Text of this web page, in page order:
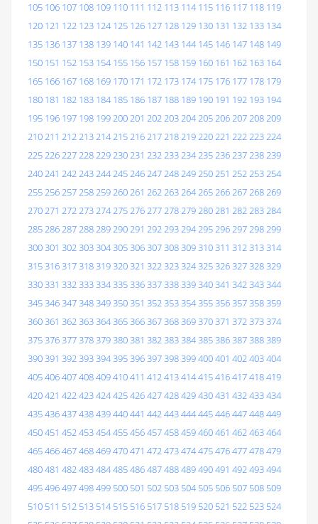
105 106 107 108 109 110 111 112 113 114 115 116 117 118 119
120 121 122 123 124 125 126 127 128 129 130 131 132 133 134
135 136 137 138 139 140 141 142 143 144 145 146 147 148 149
150 151 152 153 154 155 156 157 158 159 160 161 162 163 164
165 166 167 168 169 170 171 172 173 174 175 176 177 178 179
180 181 182 183 184 185 186 187 188 189 190 191 192 193 194
195 196 197 198 199200201 202203204205206207208209
210211 212213214215216217218219220221 222223224
225226227228229230231 232233234235236237238239
240241 242243244245246247248249250251 252253254
255256257258259260261 262263264265266267268269
270271 272273274275276277278279280281 282283284
285286287288289290291 292293294295296297298299
300301 302303304305306307308309310311 312313314
315316317318319320321 322323324325326327328329
330331 332333334335336337338339340341 342343344
345346347348349350351 352353354355356357358359
360361 362363364365366367368369370371 372373374
375376377378379380381 382383384385386387388389
390391 392393394395396397398399400401 402403404
405406407408409410411 412413414415416417418419
420421 422423424425426427428429430431 432433434
435436437438439440441 442443444445446447448449
450451 452453454455456457458459460461 462463464
465466467468469470471 472473474475476477478479
480481 482483484485486487488489490491 492493494
495496497498499 500 501 502 503 504 505 506 507 508 509
510 511 512 513 514 515 516 517 518 519 520 521 522 523 524